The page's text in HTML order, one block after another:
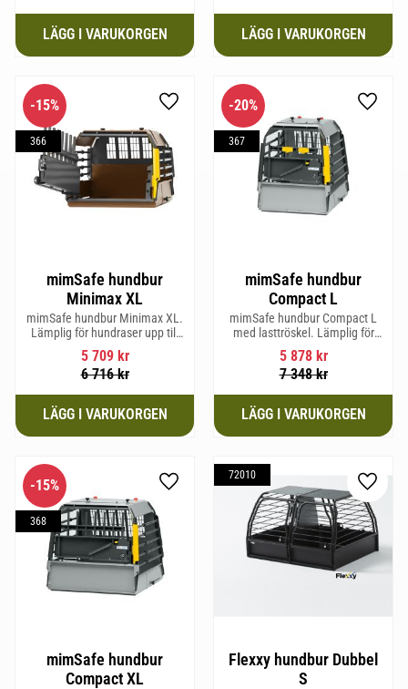
mimSafe hundbur
Minimax XL
mimSafe hundbur Minimax XL.
Lämplig för hundraser upp till
38 cm i mankhöjd.
5 709kr
6 716kr
15%
366
Lägg till i favoriter
mimSafe hundbur
Compact L
mimSafe hundbur Compact L
med lasttröskel. Lämplig för
hundraser upp till 58 cm i
mankhöjd.
5 878kr
7 348kr
20%
367
Lägg
mimSafe hundbur
Compact XL
15%
368
Lägg till i favoriter
Flexxy hundbur Dubbel
S
72010
Lägg